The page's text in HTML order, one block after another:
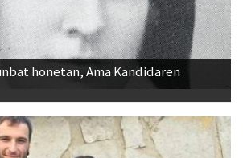
honetan, Ama Kandidaren